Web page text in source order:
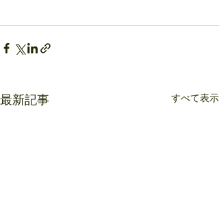
最新記事 すべて表示